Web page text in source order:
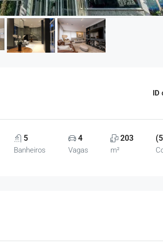
ID
5
Banheiros
4
Vagas
203
m²